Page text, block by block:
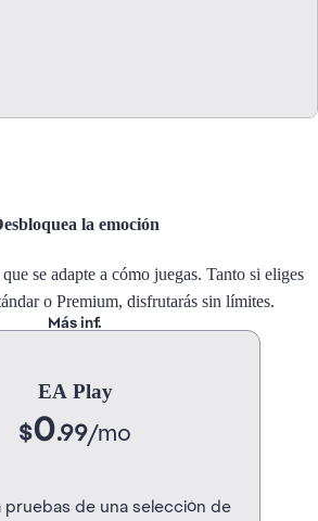
la emoción
se adapte a cómo juegas. Tanto si eliges
o Premium, disfrutarás sin límites.
Más inf.
EA Play
$0.99/mo
de una selección de